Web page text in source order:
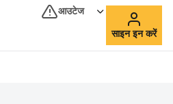
आउटेज
साइन इन करें